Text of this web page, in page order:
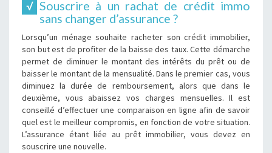
Souscrire à un rachat de crédit immo
sans changer d’assurance ?
Lorsqu’un ménage souhaite racheter son crédit immobilier,
son but est de profiter de la baisse des taux. Cette démarche
permet de diminuer le montant des intérêts du prêt ou de
baisser le montant de la mensualité. Dans le premier cas, vous
diminuez la durée de remboursement, alors que dans le
deuxième, vous abaissez vos charges mensuelles. Il est
conseillé d’effectuer une comparaison en ligne afin de savoir
quel est le meilleur compromis, en fonction de votre situation.
L’assurance étant liée au prêt immobilier, vous devez en
souscrire une nouvelle.